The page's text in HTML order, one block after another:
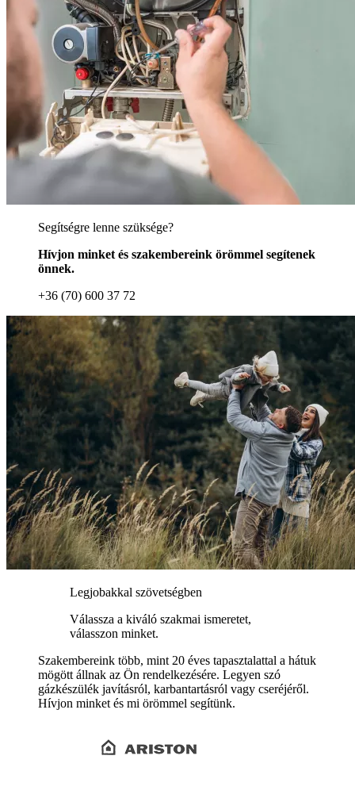
Segítségre lenne szüksége?
Hívjon minket és szakembereink örömmel segítenek
önnek.
+36 (70) 600 37 72
Legjobakkal szövetségben
Válassza a kiváló szakmai ismeretet,
válasszon minket.
Szakembereink több, mint 20 éves tapasztalattal a hátuk
mögött állnak az Ön rendelkezésére. Legyen szó
gázkészülék javításról, karbantartásról vagy cseréjéről.
Hívjon minket és mi örömmel segítünk.